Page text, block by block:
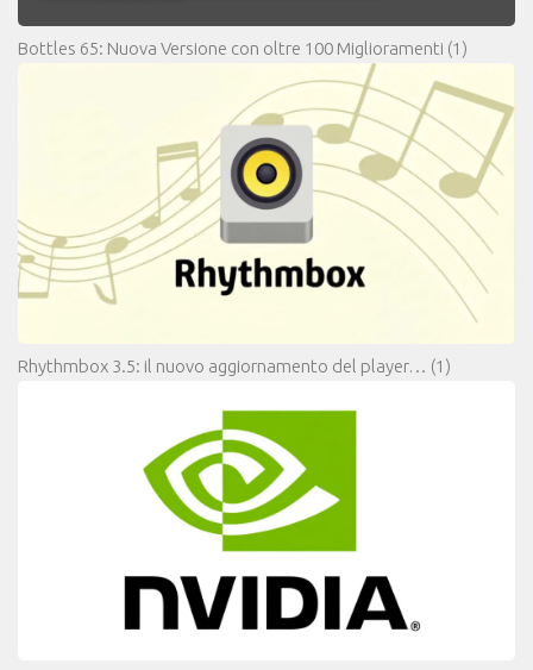
Bottles 65: Nuova Versione con oltre 100 Miglioramenti (1)
Rhythmbox 3.5: il nuovo aggiornamento del player… (1)